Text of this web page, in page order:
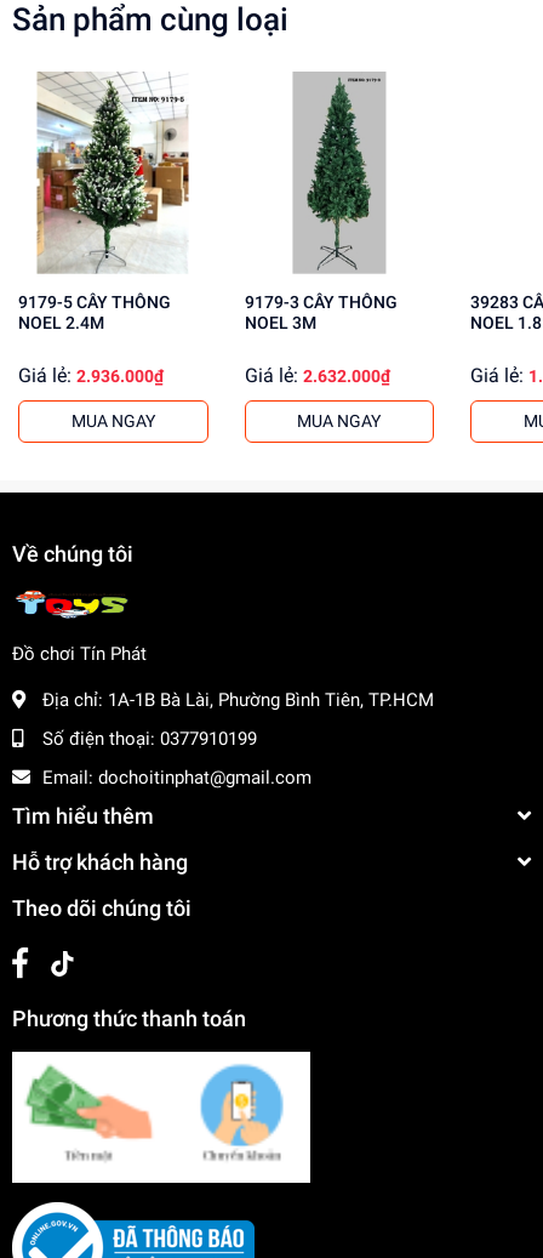
Giám sát trẻ khi chơi để tránh tai nạn
Lợi Ích Phát Triển
Phát triển tư duy và kỹ năng sáng tạo
Rèn luyện kỹ năng giải quyết vấn đề
Tăng cường khả năng phối hợp và cân bằng
Mua ngay đồ chơi lắp ráp tại dochoitinphat.com
cung cấp giá sỉ tốt nhất cho khách buôn. Liên hệ ngay để
biết thêm thông tin!
Sản phẩm cùng loại
9179-5 CÂY THÔNG
NOEL 2.4M
Giá lẻ: 2.936.000₫
MUA NGAY
9179-3 CÂY THÔNG
NOEL 3M
Giá lẻ: 2.632.000₫
MUA NGAY
39283 CÂY THÔNG
NOEL
Giá lẻ:
Về chúng tôi
Đồ chơi Tín Phát
Địa chỉ: 1A-1B Bà Lài, Phường Bình Tiên, TP.HCM
Số điện thoại: 0377910199
Email: dochoitinphat@gmail.com
Tìm hiểu thêm
Hỗ trợ khách hàng
Theo dõi chúng tôi
Phương thức thanh toán